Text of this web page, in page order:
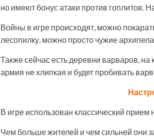
но имеют бонус атаки против гоплитов.
Войны в игре происходят, можно
лесопилку, можно просто чужие
Также сейчас есть деревни варваров,
армия не хлипкая и будет пробивать
В игре использован классический прием
Чем больше жителей и чем сильней они